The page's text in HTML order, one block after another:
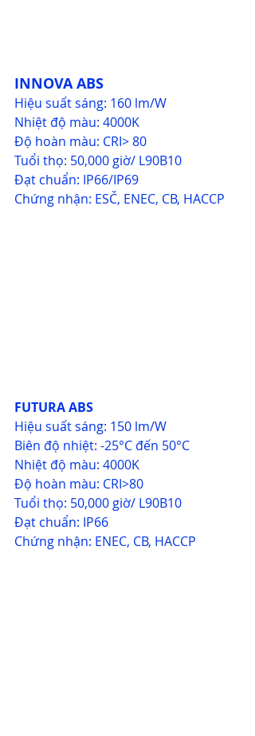
INNOVA ABS
Hiệu suất sáng: 160 lm/W
Nhiệt độ màu: 4000K
Độ hoàn màu: CRI> 80
Tuổi thọ: 50,000 giờ/ L90B10
Đạt chuẩn: IP66/IP69
Chứng nhận: ESČ, ENEC, CB, HACCP
FUTURA ABS
Hiệu suất sáng: 150 lm/W
Biên độ nhiệt: -25°C đến 50°C
Nhiệt độ màu: 4000K
Độ hoàn màu: CRI>80
Tuổi thọ: 50,000 giờ/ L90B10
Đạt chuẩn: IP66
Chứng nhận: ENEC, CB, HACCP